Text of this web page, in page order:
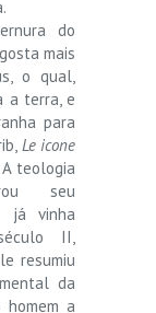
do
mais
o qual,
a terra, e
para
Le icone
A teologia
seu
já vinha
II,
resumiu
da
homem a